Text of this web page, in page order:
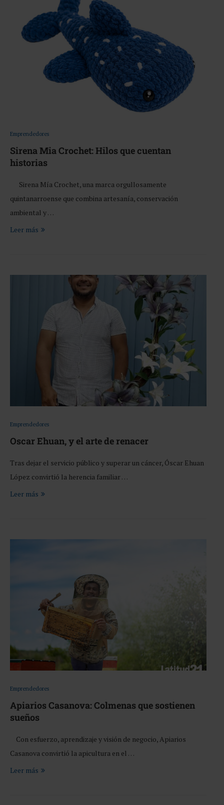
Emprendedores
Sirena Mia Crochet: Hilos que cuentan
historias
Sirena Mía Crochet, una marca orgullosamente
quintanarroense que combina artesanía, conservación
ambiental y …
Leer más
Emprendedores
Oscar Ehuan, y el arte de renacer
Tras dejar el servicio público y superar un cáncer, Óscar Ehuan
López convirtió la herencia familiar …
Leer más
Emprendedores
Apiarios Casanova: Colmenas que sostienen
sueños
Con esfuerzo, aprendizaje y visión de negocio, Apiarios
Casanova convirtió la apicultura en el …
Leer más